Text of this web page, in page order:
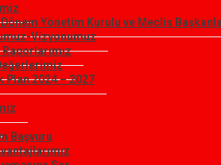
Yönetim Kurulu ve Meclis
Vizyonumuz
Plan 2024 – 2027
Başvuru